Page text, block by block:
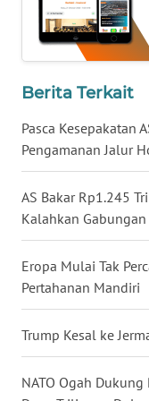
Berita Terkait
Pasca Kesepakatan
Pengamanan Jalur
AS Bakar Rp1.245
Kalahkan
Eropa Mulai Tak
Pertahanan Mandiri
Trump Kesal ke
NATO Ogah Dukung
WN
BABEL
WN
WN
SUMSEL
WN
BENGKULU
WN
LAMPUNG
WN
JATENG